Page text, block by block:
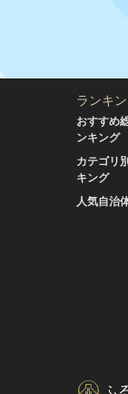
ランキ
おすすめ
ンキング
カテゴリ
キング
人気自治